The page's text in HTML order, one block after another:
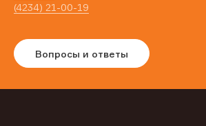
(4234) 21-00-19
Вопросы и ответы